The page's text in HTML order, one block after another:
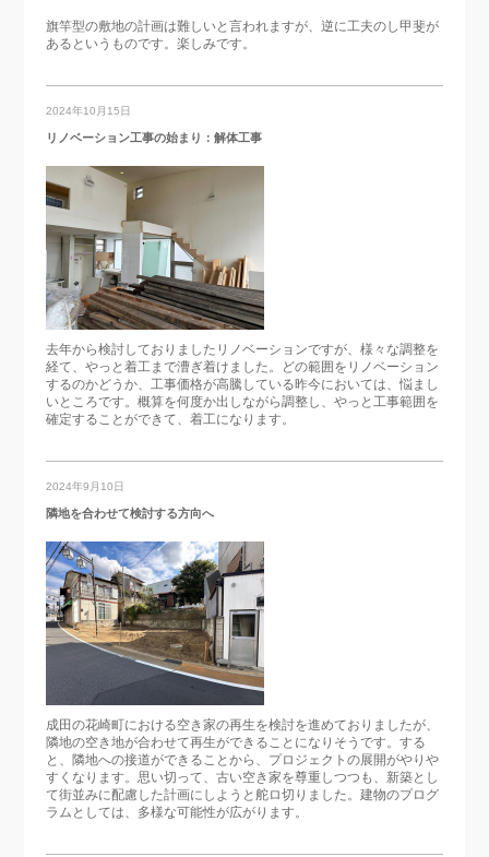
旗竿型の敷地の計画は難しいと言われますが、逆に工夫のし甲斐が
あるというものです。楽しみです。
2024年10月15日
リノベーション工事の始まり：解体工事
去年から検討しておりましたリノベーションですが、様々な調整を
経て、やっと着工まで漕ぎ着けました。どの範囲をリノベーション
するのかどうか、工事価格が高騰している昨今においては、悩まし
いところです。概算を何度か出しながら調整し、やっと工事範囲を
確定することができて、着工になります。
2024年9月10日
隣地を合わせて検討する方向へ
成田の花崎町における空き家の再生を検討を進めておりましたが、
隣地の空き地が合わせて再生ができることになりそうです。する
と、隣地への接道ができることから、プロジェクトの展開がやりや
すくなります。思い切って、古い空き家を尊重しつつも、新築とし
て街並みに配慮した計画にしようと舵ロ切りました。建物のプログ
ラムとしては、多様な可能性が広がります。